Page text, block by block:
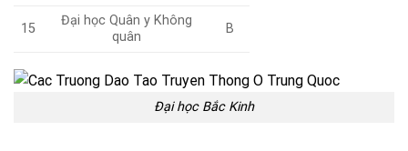
15
Đại học Quân y Không
quân
B
Đại học Bắc Kinh